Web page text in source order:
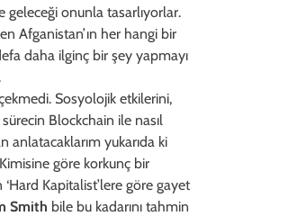
geleceği onunla tasarlıyorlar.
Afganistan’ın her hangi bir
daha ilginç bir şey yapmayı
Sosyolojik etkilerini,
Blockchain ile nasıl
yukarıda ki
göre korkunç bir
Kapitalist’lere göre gayet
Smith bile bu kadarını tahmin